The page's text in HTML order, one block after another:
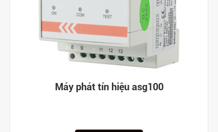
Máy phát tín hiệu asg100